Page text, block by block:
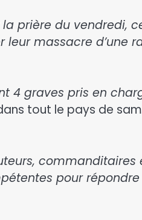
prière du vendredi,
massacre d’une
4 graves pris en
tout le pays de
commanditaires
pour